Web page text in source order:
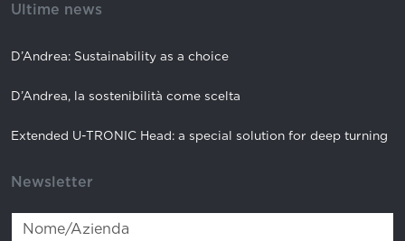
Ultime news
D’Andrea: Sustainability as a choice
D’Andrea, la sostenibilità come scelta
Extended U-TRONIC Head: a special solution for deep turning
Newsletter